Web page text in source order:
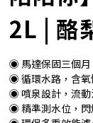
2L | 酪
◉ 馬達保固三個月
◉ 循環水路，含氧
◉ 噴泉設計，流動
◉ 精準測水位，